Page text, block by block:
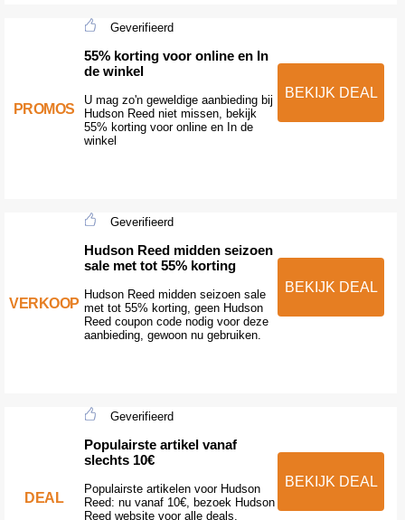
PROMOS
Geverifieerd
55% korting voor online en In
de winkel
U mag zo'n geweldige aanbieding bij
Hudson Reed niet missen, bekijk
55% korting voor online en In de
winkel
BEKIJK DEAL
VERKOOP
Geverifieerd
Hudson Reed midden seizoen
sale met tot 55% korting
Hudson Reed midden seizoen sale
met tot 55% korting, geen Hudson
Reed coupon code nodig voor deze
aanbieding, gewoon nu gebruiken.
BEKIJK DEAL
DEAL
Geverifieerd
Populairste artikel vanaf
slechts 10€
Populairste artikelen voor Hudson
Reed: nu vanaf 10€, bezoek Hudson
Reed website voor alle deals,
BEKIJK DEAL